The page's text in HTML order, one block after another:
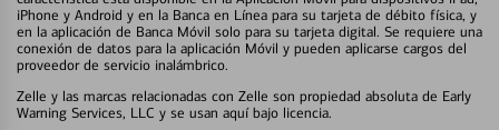
iPhone y Android y en la Banca en Línea para su tarjeta de débito física, y
en la aplicación de Banca Móvil solo para su tarjeta digital. Se requiere una
conexión de datos para la aplicación Móvil y pueden aplicarse cargos del
proveedor de servicio inalámbrico.
Zelle y las marcas relacionadas con Zelle son propiedad absoluta de Early
Warning Services, LLC y se usan aquí bajo licencia.